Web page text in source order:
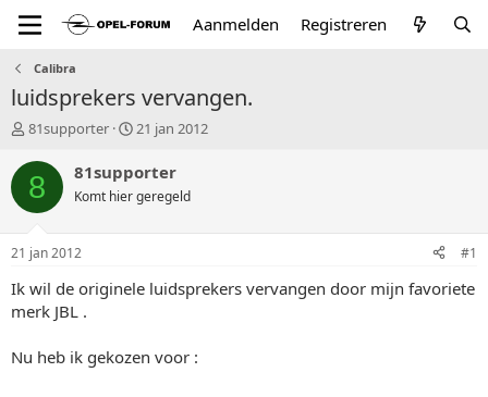
Aanmelden Registreren
Calibra
luidsprekers vervangen.
T
p
i
t
a
r
e
81supporter
S
a
t
u
21 jan 2012
8 81supporter
Komt hier geregeld
21 jan 2012 #1
Ik wil de originele luidsprekers vervangen door mijn favoriete
merk JBL .
Nu heb ik gekozen voor :